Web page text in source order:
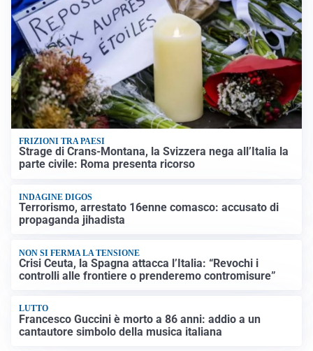
FRIZIONI TRA PAESI
Strage di Crans-Montana, la Svizzera nega all’Italia la
parte civile: Roma presenta ricorso
INDAGINE DIGOS
Terrorismo, arrestato 16enne comasco: accusato di
propaganda jihadista
NON SI FERMA LA TENSIONE
Crisi Ceuta, la Spagna attacca l’Italia: “Revochi i
controlli alle frontiere o prenderemo contromisure”
LUTTO
Francesco Guccini è morto a 86 anni: addio a un
cantautore simbolo della musica italiana